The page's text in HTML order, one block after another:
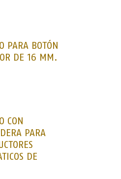
PARA BOTÓN
DE 16 MM.
CON
PARA
DE